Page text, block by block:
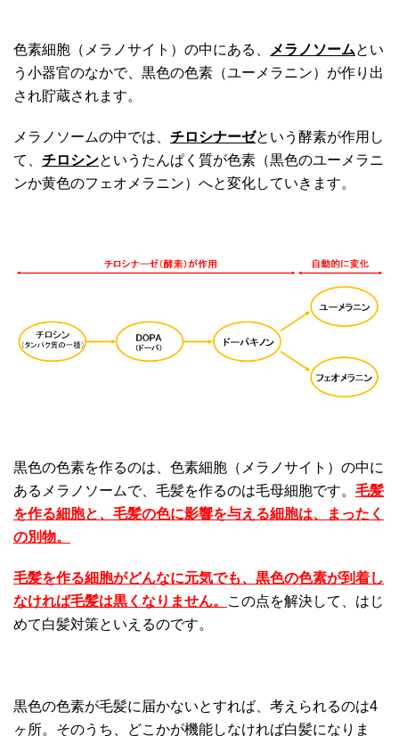
色素細胞（メラノサイト）の中にある、 メラノソームとい
う小器官のなかで、黒色の色素（ユーメラニン）が作り出
され貯蔵されます。
メラノソームの中では、 チロシナーゼという酵素が作用し
て、 チロシンというたんぱく質が色素（黒色のユーメラニ
ンか黄色のフェオメラニン）へと変化していきます。
黒色の色素を作るのは、色素細胞（メラノサイト）の中に
あるメラノソームで、毛髪を作るのは毛母細胞です。 毛髪
を作る細胞と、毛髪の色に影響を与える細胞は、まったく
の別物。
毛髪を作る細胞がどんなに元気でも、黒色の色素が到着し
なければ毛髪は黒くなりません。
この点を解決して、はじ
めて白髪対策といえるのです。
黒色の色素が毛髪に届かないとすれば、考えられるのは4
ヶ所。そのうち、どこかが機能しなければ白髪になりま